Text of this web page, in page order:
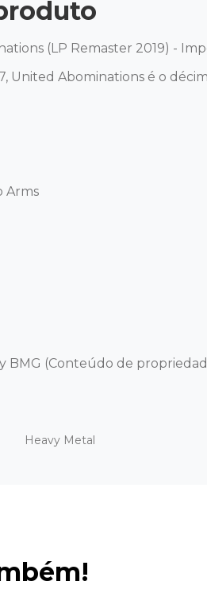
(LP Remaster 2019) -
United Abominations é o
Arms
(Conteúdo de
Heavy Metal